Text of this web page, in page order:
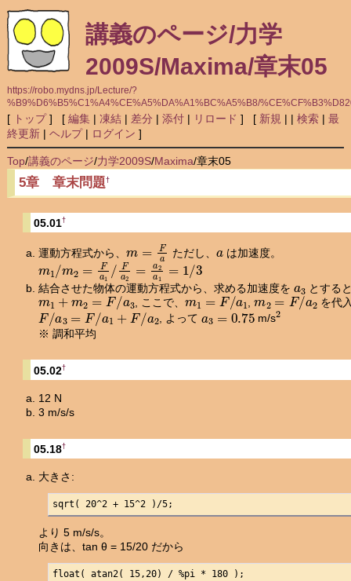
講義のページ/力学
2009S/Maxima/章末05
https://robo.mydns.jp/Lecture/?
%B9%D6%B5%C1%A4%CE%A5%DA%A1%BC%A5%B8/
[ トップ] [ 編集| 凍結 | 差分 | 添付| リロード ] [ 新規 | | 検索| 最
終更新| ヘルプ| ログイン ]
Top/講義のページ/力学2009S/Maxima/章末05
5章 章末問題†
05.01†
運動方程式から、 ただし、 は加速度。
m 1/m 2= Fa1/F a2 2a1 = 1/3
結合させた物体の運動方程式から、求める加速度を とする
m1+m2=F/a3 , ここで、 m1= F/a1 ,m2=F/a2 を代
F/a 3 F/a1 + F /a2 , よって =0.75 m/s2
※ 調和平均
05.02†
12 N
3 m/s/s
05.18†
大きさ:
sqrt( 20^2 + 15^2 )/5;
より 5 m/s/s。
向きは、tan θ = 15/20 だから
float( atan2( 15,20) / %pi * 180 );